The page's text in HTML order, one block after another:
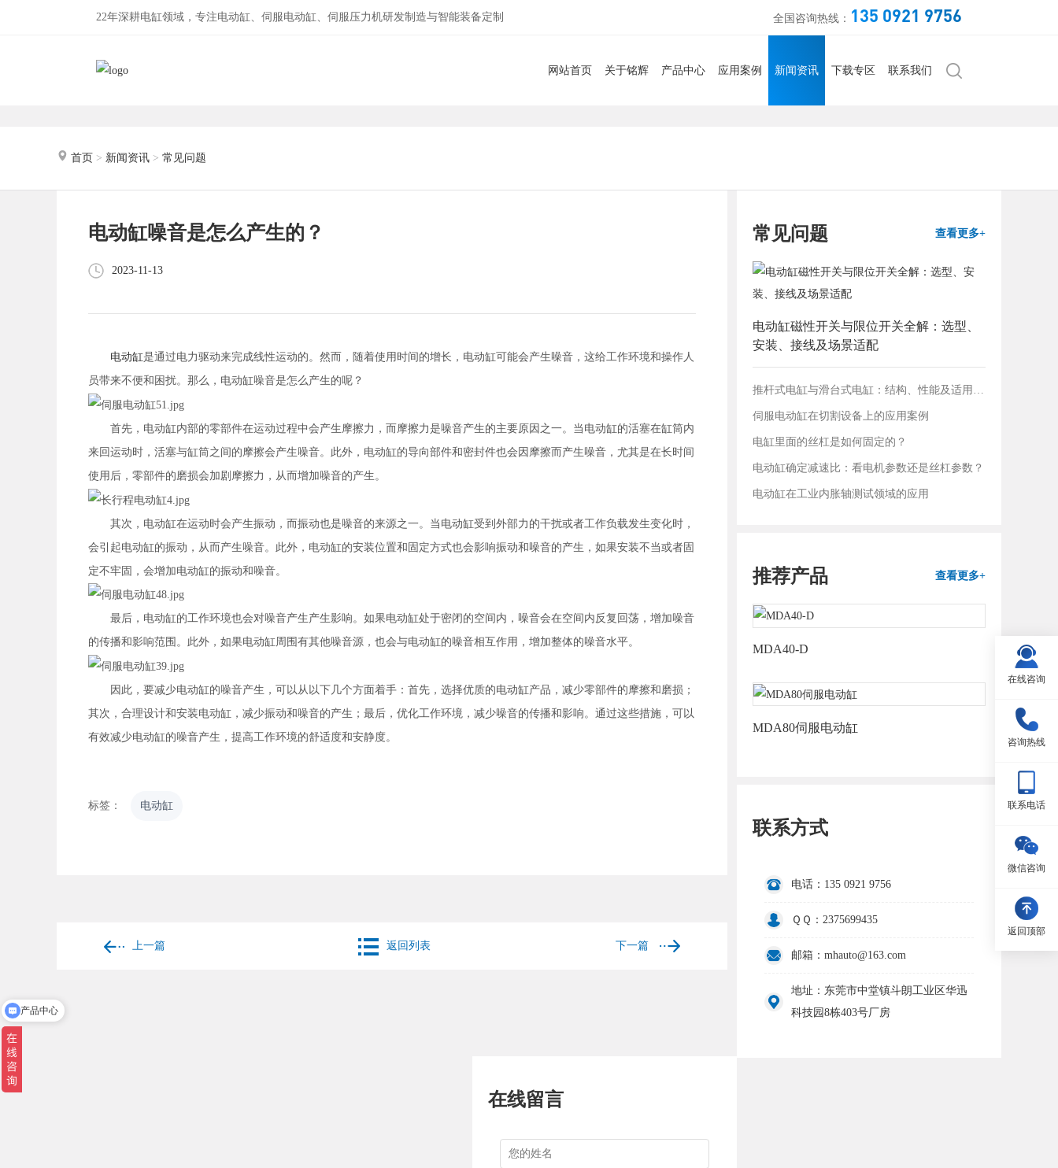
22年深耕电缸领域，专注电动缸、伺服电动缸、伺服压力机研发制造与智能装备定制 全国咨询热线： 135 0921 9756
网站首页 关于铭辉 产品中心 应用案例 新闻资讯 下载专区 联系我们
首页 > 新闻资讯 > 常见问题
电动缸噪音是怎么产生的？
2023-11-13
电动缸是通过电力驱动来完成线性运动的。然而，随着使用时间的增长，电动缸可能会产生噪音，这给工作环境和操作人
员带来不便和困扰。那么，电动缸噪音是怎么产生的呢？
首先，电动缸内部的零部件在运动过程中会产生摩擦力，而摩擦力是噪音产生的主要原因之一。当电动缸的活塞在缸筒内
来回运动时，活塞与缸筒之间的摩擦会产生噪音。此外，电动缸的导向部件和密封件也会因摩擦而产生噪音，尤其是在长时间
使用后，零部件的磨损会加剧摩擦力，从而增加噪音的产生。
其次，电动缸在运动时会产生振动，而振动也是噪音的来源之一。当电动缸受到外部力的干扰或者工作负载发生变化时，
会引起电动缸的振动，从而产生噪音。此外，电动缸的安装位置和固定方式也会影响振动和噪音的产生，如果安装不当或者固
定不牢固，会增加电动缸的振动和噪音。
最后，电动缸的工作环境也会对噪音产生产生影响。如果电动缸处于密闭的空间内，噪音会在空间内反复回荡，增加噪音
的传播和影响范围。此外，如果电动缸周围有其他噪音源，也会与电动缸的噪音相互作用，增加整体的噪音水平。
因此，要减少电动缸的噪音产生，可以从以下几个方面着手：首先，选择优质的电动缸产品，减少零部件的摩擦和磨损；
其次，合理设计和安装电动缸，减少振动和噪音的产生；最后，优化工作环境，减少噪音的传播和影响。通过这些措施，可以
有效减少电动缸的噪音产生，提高工作环境的舒适度和安静度。
标签： 电动缸
上一篇 返回列表 下一篇
常见问题 查看更多+
电动缸磁性开关与限位开关全解：选型、
安装、接线及场景适配
推杆式电缸与滑台式电缸：结构、性能及适用领域对比
伺服电动缸在切割设备上的应用案例
电缸里面的丝杠是如何固定的？
电动缸确定减速比：看电机参数还是丝杠参数？
电动缸在工业内胀轴测试领域的应用
推荐产品 查看更多+
MDA40-D
MDA80伺服电动缸
联系方式
电话：135 0921 9756
ＱＱ：2375699435
邮箱：mhauto@163.com
地址：东莞市中堂镇斗朗工业区华迅
科技园8栋403号厂房
在线留言
在线咨询
咨询热线
联系电话
微信咨询
返回顶部
产品画册